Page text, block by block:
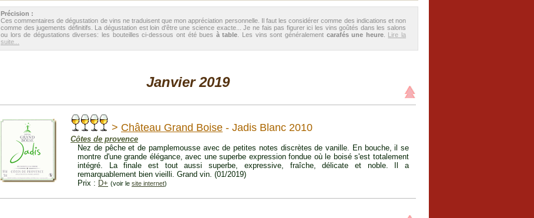
Précision :
Ces commentaires de dégustation de vins ne traduisent que mon appréciation personnelle. Il faut les considérer comme des indications et non
comme des jugements définitifs. La dégustation est loin d'être une science exacte... Je ne fais pas figurer ici les vins goûtés dans les salons
ou lors de dégustations diverses: les bouteilles ci-dessous ont été bues à table . Les vins sont généralement carafés une heure. Lire la
suite...
Janvier 2019
> Château Grand Boise - Jadis Blanc 2010
Côtes de provence
Nez de pêche et de pamplemousse avec de petites notes discrètes de vanille. En bouche, il se
montre d'une grande élégance, avec une superbe expression fondue où le boisé s'est totalement
intégré. La finale est tout aussi superbe, expressive, fraîche, délicate et noble. Il a
remarquablement bien vieilli. Grand vin. (01/2019)
Prix : D+ (voir le site internet)